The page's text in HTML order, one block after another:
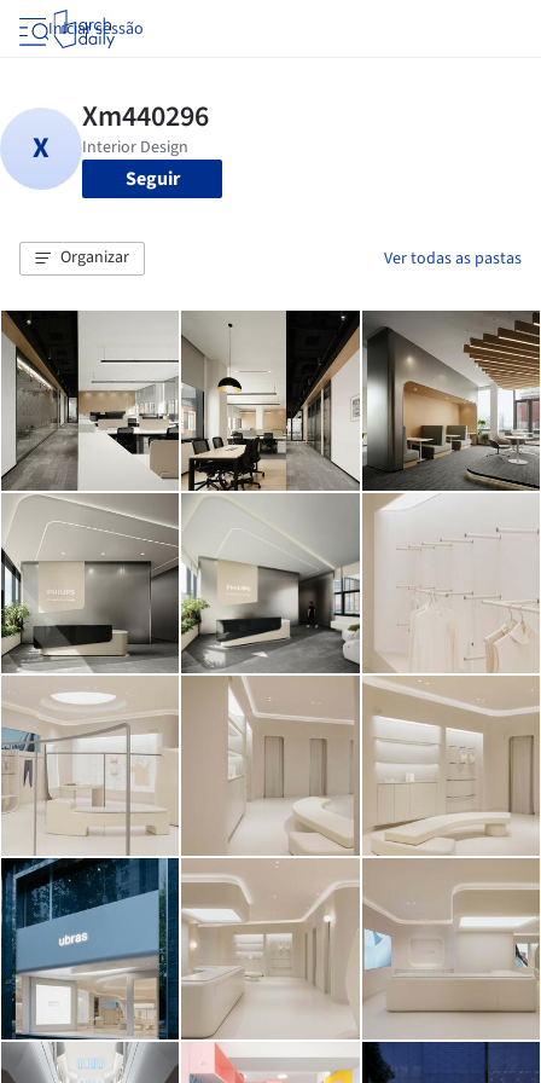
Iniciar sessão
Seguir
Organizar Ver todas as pastas